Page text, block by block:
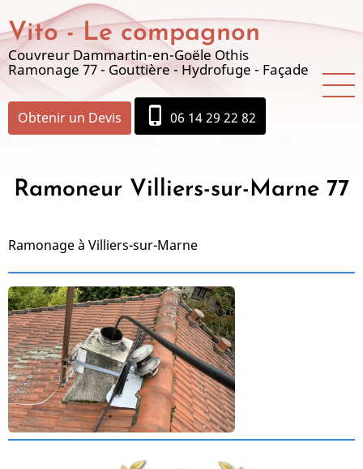
au
contenu
principal
Vito - Le compagnon
Couvreur Dammartin-en-Goële Othis
Ramonage 77 - Gouttière - Hydrofuge - Façade
Obtenir un Devis phone_iphone 06 14 29 22 82
Ramoneur Villiers-sur-Marne 77
Ramonage à Villiers-sur-Marne